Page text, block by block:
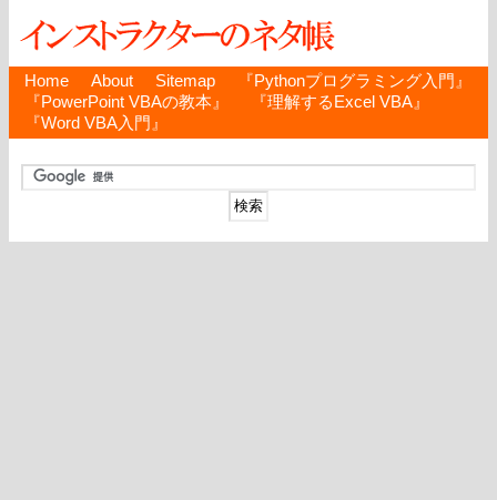
Home About Sitemap
『Pythonプログラミング入門』
『PowerPoint VBAの教本』
『理解するExcel VBA』
『Word VBA入門』